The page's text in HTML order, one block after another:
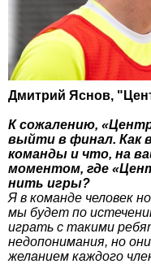
Дмитрий Яснов,
К сожалению,
выйти в финал. Как
команды и что, на
моментом, где
нить игры?
Я в команде человек
мы будет по
играть с такими
недопонимания, но
желанием каждого